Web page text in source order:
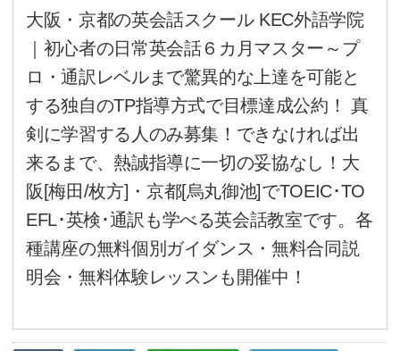
アドバイスをさせて頂こうと思
でもTOEICや英検などの試験の
グ力の向上方法は、最も多い質
ら。
学習者の個別性